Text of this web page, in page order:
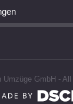
Umzüge GmbH -